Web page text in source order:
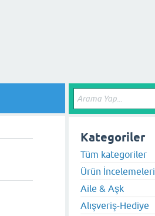
Kategoriler
Tüm kategoriler
Ürün İncelemeleri
Aile & Aşk
Alışveriş-Hediye